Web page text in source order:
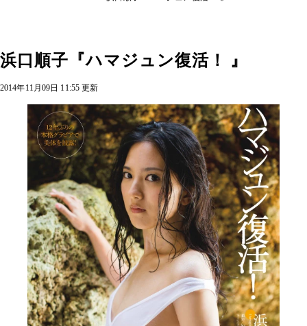
浜口順子『ハマジュン復活！ 』
2014年11月09日 11:55 更新